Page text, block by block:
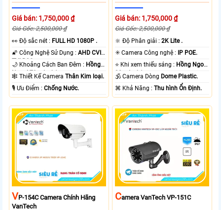
Giá bán: 1,750,000 ₫
Giá Gốc: 2,500,000 ₫
️👀 Độ sắc nét : FULL HD 1080P .
🌠 Công Nghệ Sử Dụng :AHD CVI
TVI BCS.
🌙 Khoảng Cách Ban Đêm : Hồng
Ngoại 70m Led Array.
🕸️ Thiết Kế CameraThân Kim loại.
️🎙 Ưu Điểm :Chống Nước.
Giá bán: 1,750,000 ₫
Giá Gốc: 2,500,000 ₫
🔆 Độ Phân giải :2K Lite .
✳️ Camera Công nghệ :
IP POE.
⭐ Khi xem thiếu sáng : Hồng Ngoại
30m Led Array.
🕉️ Camera Dòng Dome Plastic.
️⌘ Khả Năng :Thu hình Ổn Định.
VP-154C Camera Chính Hãng
VanTech
CAmera VanTech VP-151C